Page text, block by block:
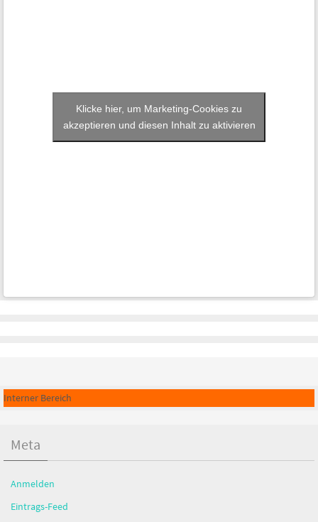
Klicke hier, um Marketing-Cookies zu
akzeptieren und diesen Inhalt zu aktivieren
Interner Bereich
Meta
Anmelden
Eintrags-Feed